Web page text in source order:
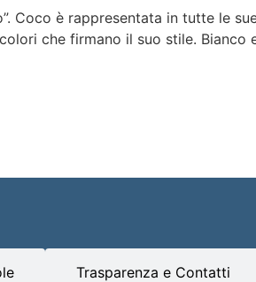
Coco è rappresentata in tutte le
che firmano il suo stile. Bianco
Trasparenza e Contatti